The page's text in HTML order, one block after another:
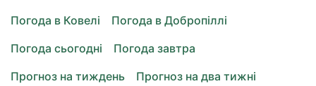
Погода в Ковелі
Погода в Добропіллі
Погода сьогодні
Погода завтра
Прогноз на тиждень
Прогноз на два тижні